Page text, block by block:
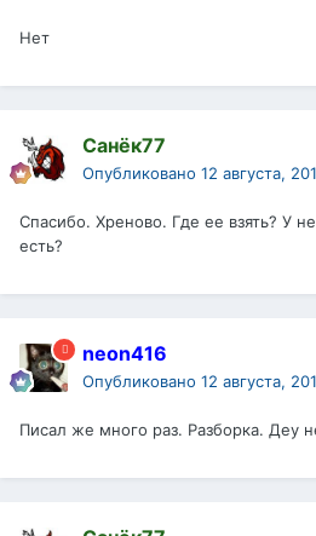
Нет
Санёк77
Опубликовано 12 августа,
Спасибо. Хреново. Где ее взять? У
есть?
neon416
Опубликовано 12 августа,
Писал же много раз. Разборка. Деу